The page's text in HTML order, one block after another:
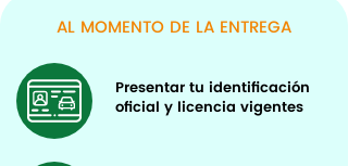
AL MOMENTO DE LA ENTREGA
Presentar tu identificación
oficial y licencia vigentes